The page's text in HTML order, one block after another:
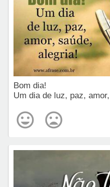
Bom dia!
Um dia de luz, paz,